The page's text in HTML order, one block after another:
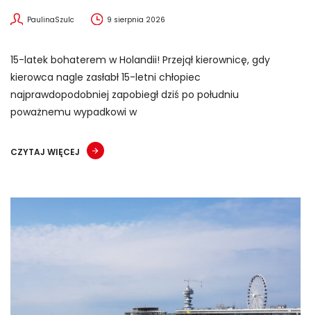
PaulinaSzulc 9 sierpnia 2026
15-latek bohaterem w Holandii! Przejął kierownicę, gdy
kierowca nagle zasłabł 15-letni chłopiec
najprawdopodobniej zapobiegł dziś po południu
poważnemu wypadkowi w
CZYTAJ WIĘCEJ